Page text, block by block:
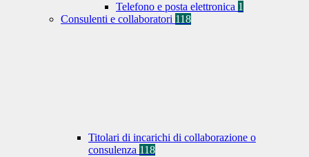
Telefono e posta elettronica 1
Consulenti e collaboratori 118
Titolari di incarichi di collaborazione o
consulenza 118